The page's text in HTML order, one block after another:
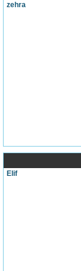
zehra
Elif